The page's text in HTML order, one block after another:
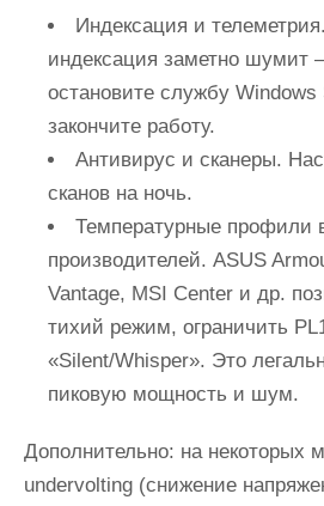
Индексация и
индексация заметно шумит
остановите службу Windows
закончите работу.
Антивирус и сканеры.
сканов на ночь.
Температурные профили
производителей. ASUS
Vantage, MSI Center и др.
тихий режим, ограничить
«Silent/Whisper». Это
пиковую мощность и шум.
Дополнительно: на некоторых
undervolting (снижение